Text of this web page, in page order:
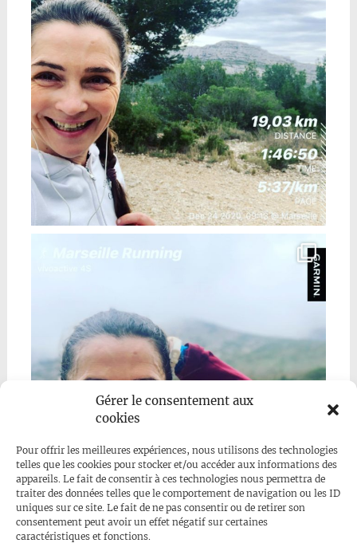
Gérer le consentement aux
cookies
Pour offrir les meilleures expériences, nous utilisons des technologies
telles que les cookies pour stocker et/ou accéder aux informations des
appareils. Le fait de consentir à ces technologies nous permettra de
traiter des données telles que le comportement de navigation ou les ID
uniques sur ce site. Le fait de ne pas consentir ou de retirer son
consentement peut avoir un effet négatif sur certaines
caractéristiques et fonctions.